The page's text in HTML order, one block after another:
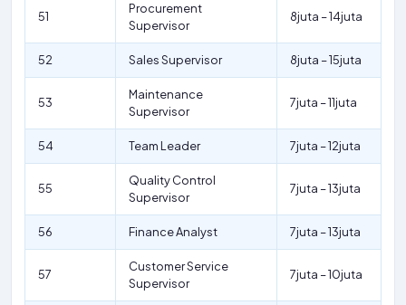
51
Procurement
Supervisor
8juta – 14juta
52 Sales Supervisor 8juta – 15juta
53
Maintenance
Supervisor
7juta – 11juta
54 Team Leader 7juta – 12juta
55
Quality Control
Supervisor
7juta – 13juta
56 Finance Analyst 7juta – 13juta
57
Customer Service
Supervisor
7juta – 10juta